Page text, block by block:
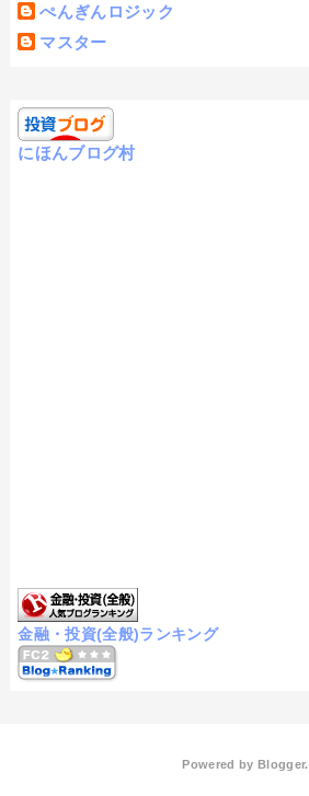
ぺんぎんロジック
マスター
にほんブログ村
金融・投資(全般)ランキング
Powered by Blogger.